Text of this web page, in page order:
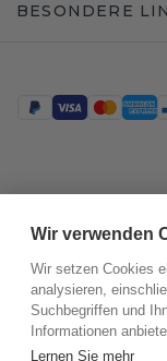
BESONDERE
Wir verwenden
Wir setzen Cookies
analysieren,
Suchbegriffen und
Informationen
Lernen Sie mehr